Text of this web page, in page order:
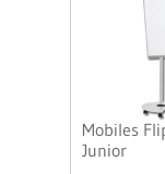
Mobiles
Junior